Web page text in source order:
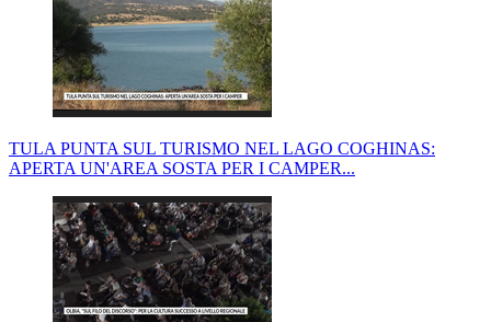
TULA PUNTA SUL TURISMO NEL LAGO COGHINAS:
APERTA UN'AREA SOSTA PER I CAMPER...